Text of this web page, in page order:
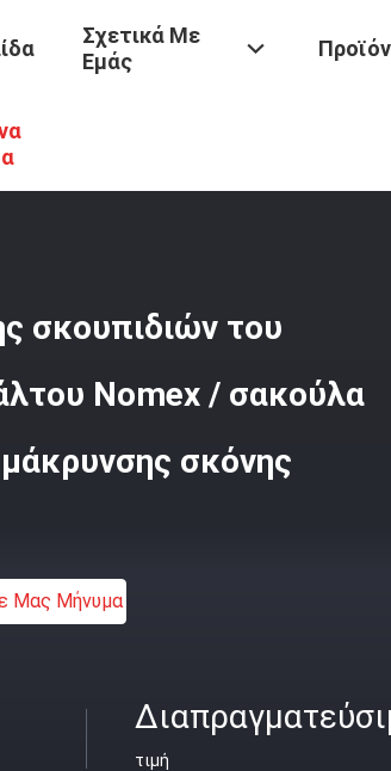
Σχετικά Με
Εμάς
Αραμιδίου
σκουπιδιών του
Nomex / σακούλα
σκόνης
Μας Μήνυμα
τιμή